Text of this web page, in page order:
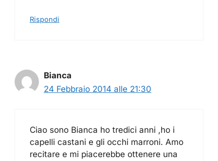
Rispondi
Bianca
24 Febbraio 2014 alle 21:30
Ciao sono Bianca ho tredici anni ,ho i
capelli castani e gli occhi marroni. Amo
recitare e mi piacerebbe ottenere una